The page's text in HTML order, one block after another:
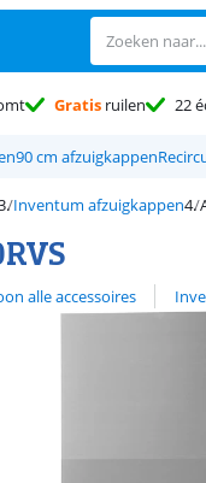
Gratis ruilen 22
90 cm afzuigkappen
Inventum afzuigkappen
6 reviews.
alle accessoires